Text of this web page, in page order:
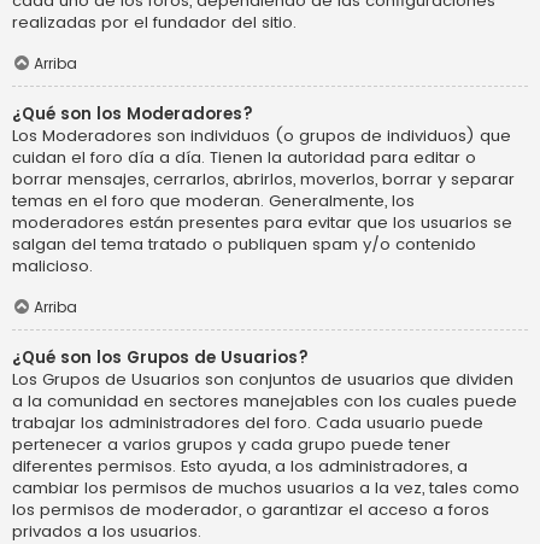
realizadas por el fundador del sitio.
Arriba
¿Qué son los Moderadores?
Los Moderadores son individuos (o grupos de individuos) que
cuidan el foro día a día. Tienen la autoridad para editar o
borrar mensajes, cerrarlos, abrirlos, moverlos, borrar y separar
temas en el foro que moderan. Generalmente, los
moderadores están presentes para evitar que los usuarios se
salgan del tema tratado o publiquen spam y/o contenido
malicioso.
Arriba
¿Qué son los Grupos de Usuarios?
Los Grupos de Usuarios son conjuntos de usuarios que dividen
a la comunidad en sectores manejables con los cuales puede
trabajar los administradores del foro. Cada usuario puede
pertenecer a varios grupos y cada grupo puede tener
diferentes permisos. Esto ayuda, a los administradores, a
cambiar los permisos de muchos usuarios a la vez, tales como
los permisos de moderador, o garantizar el acceso a foros
privados a los usuarios.